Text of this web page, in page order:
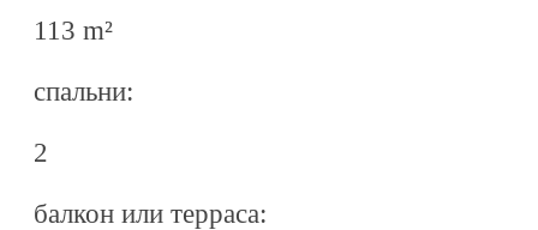
113 m²
спальни:
2
балкон или терраса: